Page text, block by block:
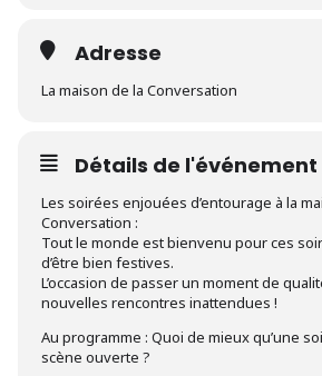
Adresse
La maison de la Conversation
Détails de l'événement
Les soirées enjouées d’entourage à la
Conversation :
Tout le monde est bienvenu pour ces
d’être bien festives.
L’occasion de passer un moment de
nouvelles rencontres inattendues !
Au programme : Quoi de mieux qu’une
scène ouverte ?